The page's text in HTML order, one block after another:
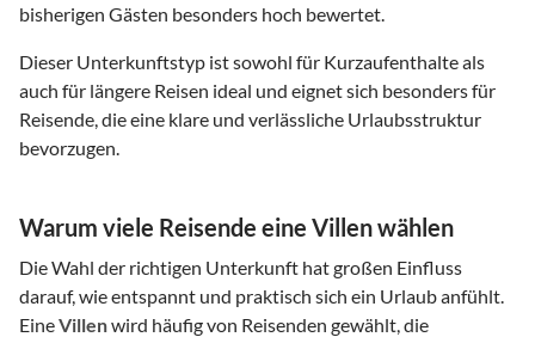
bisherigen Gästen besonders hoch bewertet.
Dieser Unterkunftstyp ist sowohl für Kurzaufenthalte als
auch für längere Reisen ideal und eignet sich besonders für
Reisende, die eine klare und verlässliche Urlaubsstruktur
bevorzugen.
Warum viele Reisende eine Villen wählen
Die Wahl der richtigen Unterkunft hat großen Einfluss
darauf, wie entspannt und praktisch sich ein Urlaub anfühlt.
EineVillenwird häufig von Reisenden gewählt, die